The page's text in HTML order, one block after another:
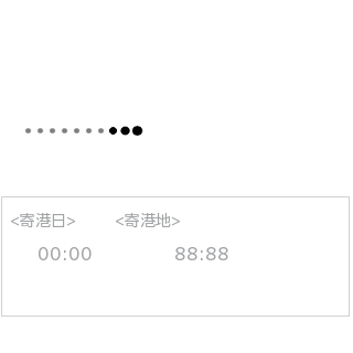
<寄港日>
00:00
<寄港地>
88:88